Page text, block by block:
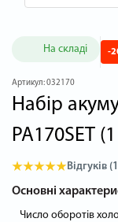
На складі -
Артикул:032170
Набір
PA170SET
Відгуків
Основні
Число оборотів